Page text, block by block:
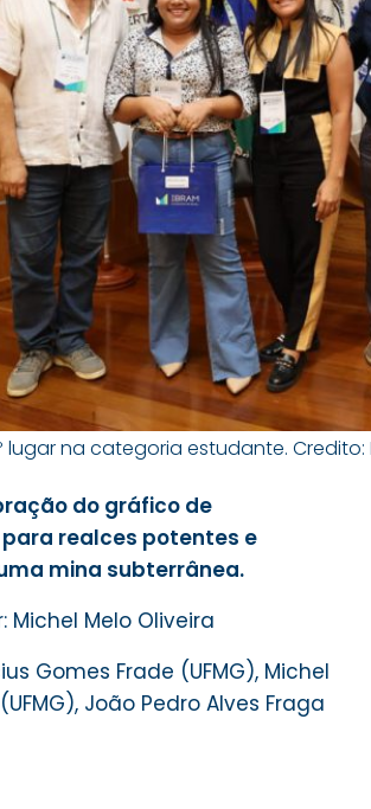
lugar na categoria estudante.
do gráfico de
realces potentes e
mina subterrânea.
Michel Melo Oliveira
Gomes Frade (UFMG), Michel
João Pedro Alves Fraga